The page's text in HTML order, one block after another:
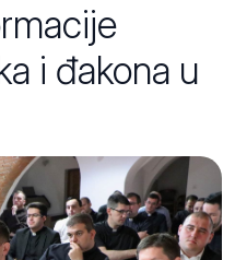
i đakona u